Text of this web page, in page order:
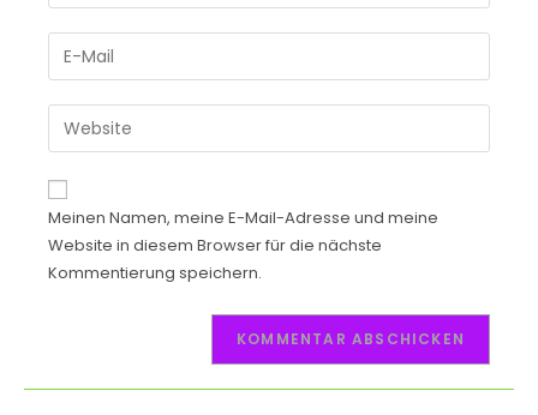
Meinen Namen, meine E-Mail-Adresse und meine
Website in diesem Browser für die nächste
Kommentierung speichern.